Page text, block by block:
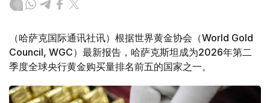
（哈萨克国际通讯社讯）根据世界黄金协会（World Gold
Council, WGC）最新报告，哈萨克斯坦成为2026年第二
季度全球央行黄金购买量排名前五的国家之一。